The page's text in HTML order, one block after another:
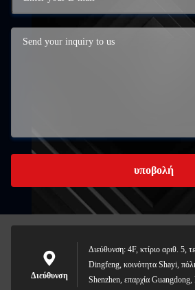
υποβολή
Διεύθυνση
Διεύθυνση: 4F, κτίριο αριθ. 5,
Dingfeng, κοινότητα Shayi,
Shenzhen, επαρχία Guangdong,